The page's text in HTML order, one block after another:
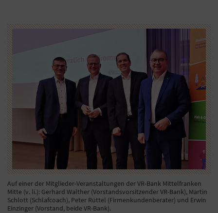
Auf einer der Mitglieder-Veranstaltungen der VR-Bank Mittelfranken
Mitte (v. li.): Gerhard Walther (Vorstandsvorsitzender VR-Bank), Martin
Schlott (Schlafcoach), Peter Rüttel (Firmenkundenberater) und Erwin
Einzinger (Vorstand, beide VR-Bank).